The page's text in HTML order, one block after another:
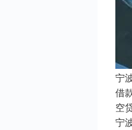
宁
借
空
宁